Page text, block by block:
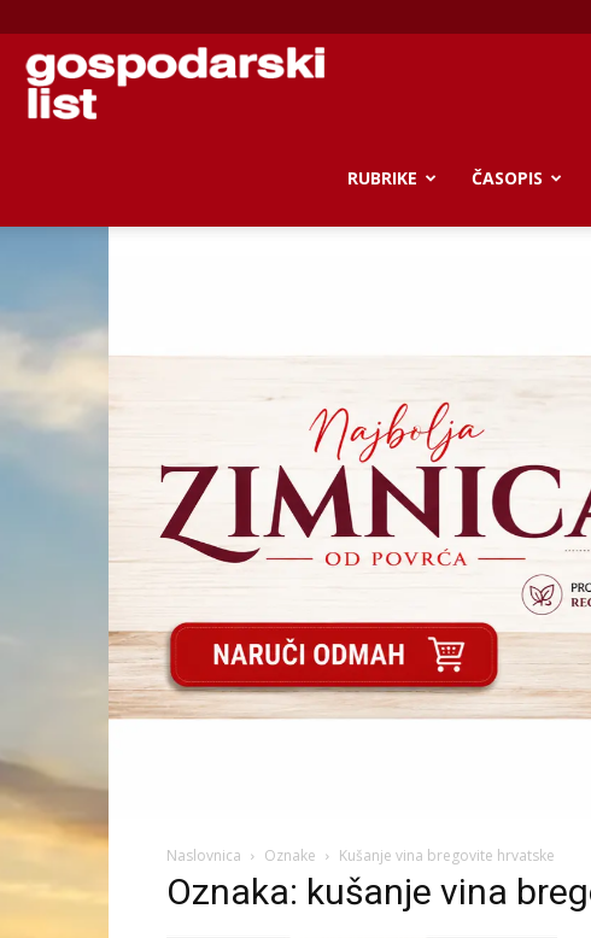
Gospodarski
RUBRIKE ČASOPIS
Naslovnica Oznake Kušanje vina bregovite hrvatske
Oznaka: kušanje vina